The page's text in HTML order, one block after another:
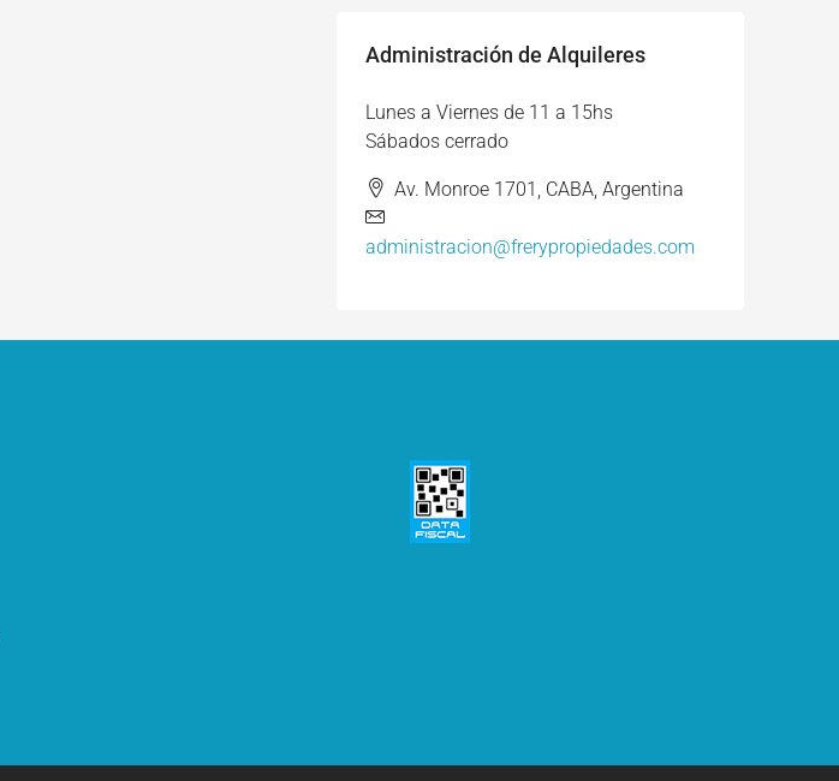
Administración de Alquileres
Lunes a Viernes de 11 a 15hs
Sábados cerrado
Av. Monroe 1701, CABA, Argentina
administracion@frerypropiedades.com